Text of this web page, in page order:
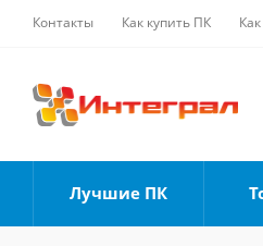
Контакты Как купить ПК
Лучшие ПК